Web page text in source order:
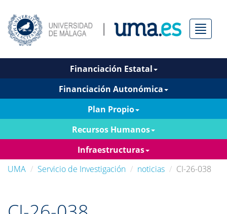
Menú
Financiación Estatal
Financiación Autonómica
Plan Propio
Recursos Humanos
Infraestructuras
UMA
Servicio de Investigación noticias CI-26-038